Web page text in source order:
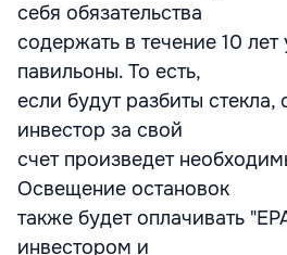
себя обязательства
содержать в течение 10 лет
павильоны. То есть,
если будут разбиты стекла,
инвестор за свой
счет произведет
Освещение остановок
также будет оплачивать
инвестором и